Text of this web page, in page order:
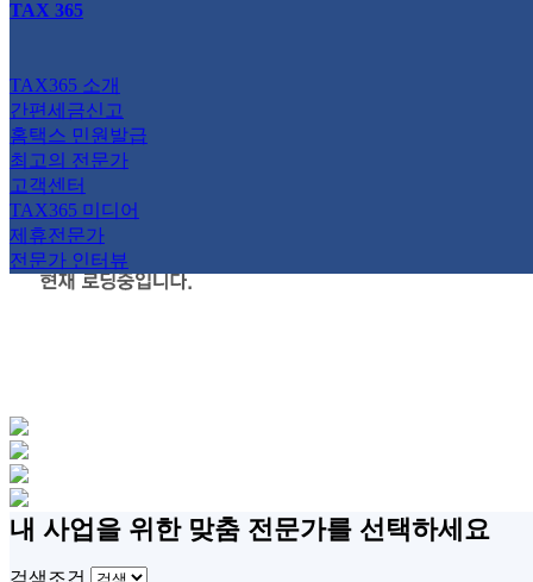
TAX 365
TAX365 소개
간편세금신고
홈택스 민원발급
최고의 전문가
고객센터
TAX365 미디어
제휴전문가
전문가 인터뷰
세무 분야 전문가 찾기
내 사업을 위한 맞춤 전문가를 선택하세요
검색조건